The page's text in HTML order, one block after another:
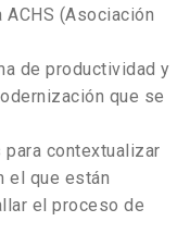
ACHS (Asociación
de productividad y
que se
contextualizar
el que están
el proceso de